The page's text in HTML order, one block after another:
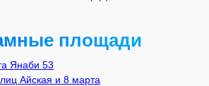
площади
Янаби 53
Айская и 8 марта